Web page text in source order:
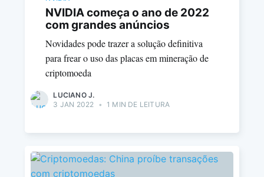
NVIDIA começa o ano de 2022
com grandes anúncios
Novidades pode trazer a solução definitiva
para frear o uso das placas em mineração de
criptomoeda
LUCIANO J.
3 JAN 2022
• 1 MIN DE LEITURA